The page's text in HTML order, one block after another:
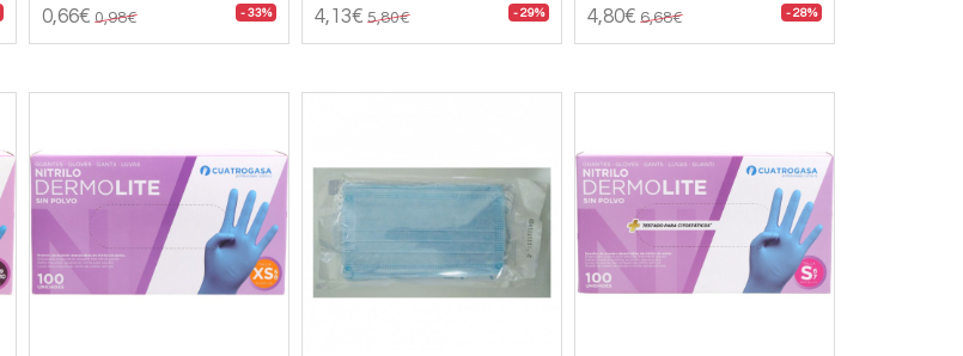
0,66€ 0,98€ - 33% 4,13€ 5,80€ - 29% 4,80€ 6,68€ - 28%